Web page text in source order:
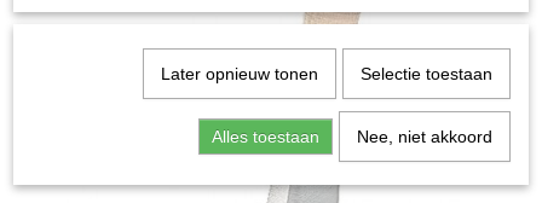
Later opnieuw tonen Selectie toestaan
Alles toestaan Nee, niet akkoord